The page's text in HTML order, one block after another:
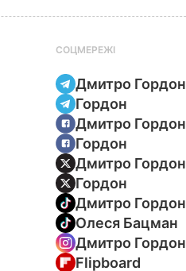
СОЦМЕРЕЖІ
Дмитро Гордон
Гордон
Дмитро Гордон
Гордон
Дмитро Гордон
Гордон
Дмитро Гордон
Олеся Бацман
Дмитро Гордон
Flipboard